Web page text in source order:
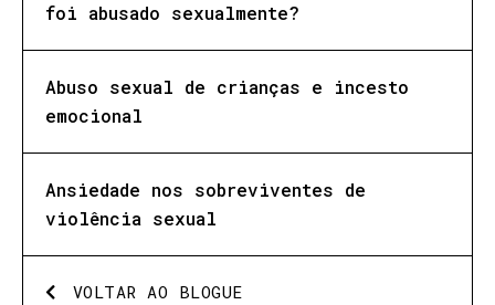
foi abusado sexualmente?
Abuso sexual de crianças e incesto
emocional
Ansiedade nos sobreviventes de
violência sexual
VOLTAR AO BLOGUE